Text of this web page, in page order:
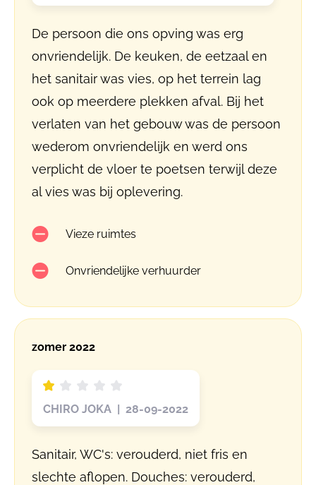
De persoon die ons opving was erg
onvriendelijk. De keuken, de eetzaal en
het sanitair was vies, op het terrein lag
ook op meerdere plekken afval. Bij het
verlaten van het gebouw was de persoon
wederom onvriendelijk en werd ons
verplicht de vloer te poetsen terwijl deze
al vies was bij oplevering.
Vieze ruimtes
Onvriendelijke verhuurder
zomer 2022
CHIRO JOKA | 28-09-2022
Sanitair, WC's: verouderd, niet fris en
slechte aflopen. Douches: verouderd,